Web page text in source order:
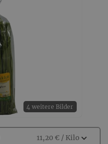
4 weitere Bilder
11,20 € / Kiloexpand_more